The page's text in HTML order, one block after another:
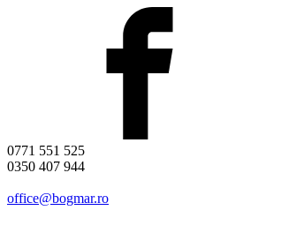
0771 551 525
0350 407 944
office@bogmar.ro